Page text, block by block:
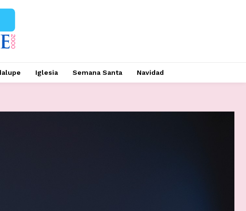
Iglesia Semana Santa Navidad